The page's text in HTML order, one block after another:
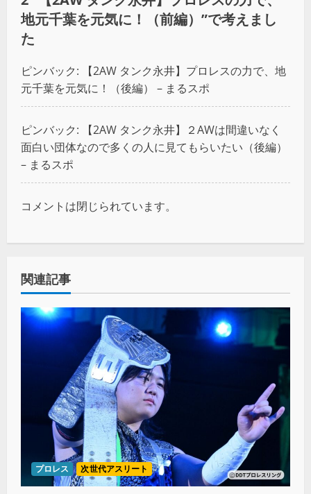
地元千葉を元気に！（前編） ”で考えまし
た
ピンバック:
【2AW タンク永井】プロレスの力で、地
元千葉を元気に！（後編） – まるスポ
ピンバック:
【2AW タンク永井】２AWは間違いなく
面白い団体なので多くの人に見てもらいたい（後編）
– まるスポ
コメントは閉じられています。
関連記事
プロレス 次世代アスリート